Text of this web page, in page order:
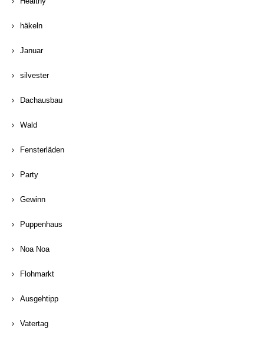
häkeln
Januar
silvester
Dachausbau
Wald
Fensterläden
Party
Gewinn
Puppenhaus
Noa Noa
Flohmarkt
Ausgehtipp
Vatertag